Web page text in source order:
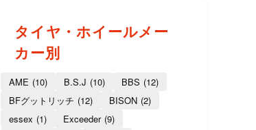
タイヤ・ホイールメー
カー別
AME (10) B.S.J (10) BBS (12)
BFグットリッチ (12) BISON (2)
essex (1) Exceeder (9)